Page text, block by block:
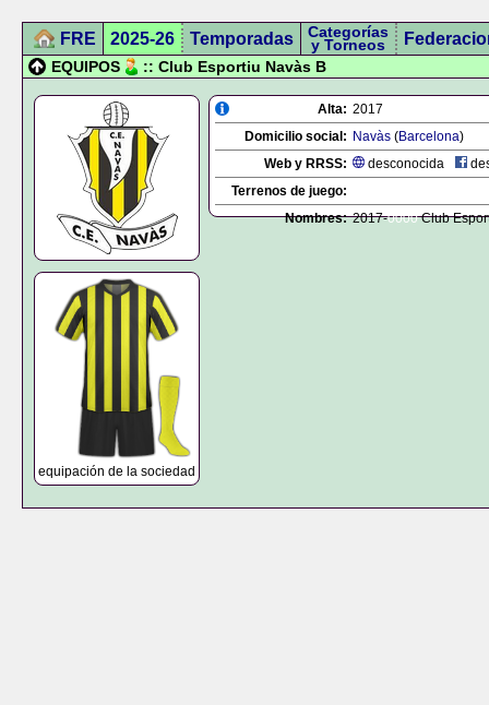
FRE 2025-26 Temporadas Categorías
y Torneos
EQUIPOS :: Club Esportiu Navàs B
equipación de la sociedad
Alta: 2017
Domicilio social: Navàs (Barcelona)
Web y RRSS:
desconocida
Terrenos de juego:
Nombres: 2017-0000Club